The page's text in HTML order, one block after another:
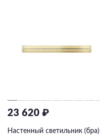
23 620 ₽
Настенный светильник (бра)